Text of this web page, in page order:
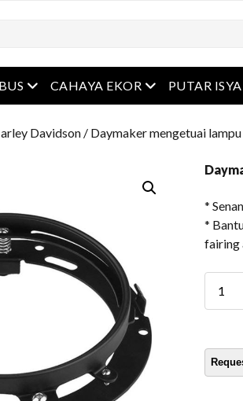
Buka menu
CAHAYA EKOR Buka menu
PUTAR
Davidson / Daymaker mengetuai lampu
*
*
fairing